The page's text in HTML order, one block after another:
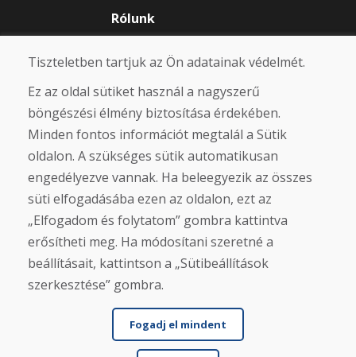
Rólunk
Rólunk
Üzlet
Érintkezés
Vásárlás
Eshop
Felhasználási feltételek
Szállítás
Fizetés
Panasz
Áruk visszaküldése és cseréje
Adatvédelmi irányelvek
Cookies
Közösségi hálózatok
Tiszteletben tartjuk az Ön adatainak védelmét.
Ez az oldal sütiket használ a nagyszerű
böngészési élmény biztosítása érdekében.
Minden fontos információt megtalál a Sütik
oldalon. A szükséges sütik automatikusan
engedélyezve vannak. Ha beleegyezik az összes
süti elfogadásába ezen az oldalon, ezt az
„Elfogadom és folytatom” gombra kattintva
erősítheti meg. Ha módosítani szeretné a
beállításait, kattintson a „Sütibeállítások
szerkesztése” gombra.
Fogadj el mindent